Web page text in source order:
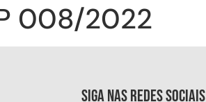
008/2022
Siga nas redes sociais